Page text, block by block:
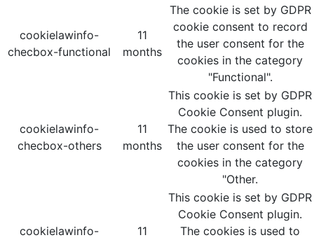
cookielawinfo-
checbox-functional
11
months
The cookie is set by GDPR
cookie consent to record
the user consent for the
cookies in the category
"Functional".
cookielawinfo-
checbox-others
11
months
This cookie is set by GDPR
Cookie Consent plugin.
The cookie is used to store
the user consent for the
cookies in the category
"Other.
cookielawinfo-
11
This cookie is set by GDPR
Cookie Consent plugin.
The cookies is used to